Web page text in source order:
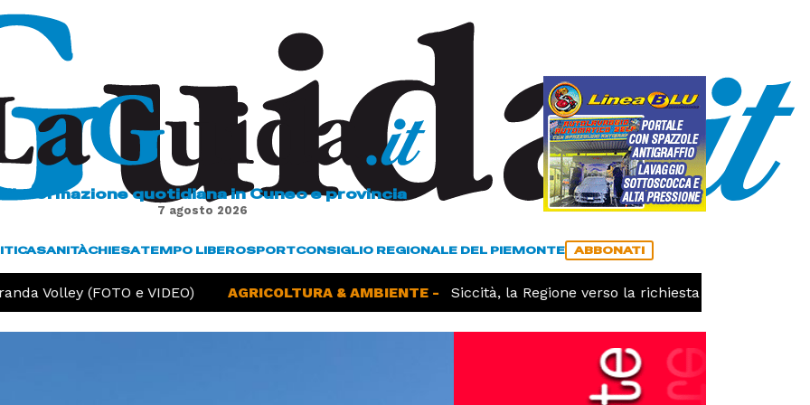
L'informazione quotidiana in Cuneo e provincia
7 agosto 2026
SANITÀCHIESATEMPO LIBEROSPORTCONSIGLIO REGIONALE DEL PIEMONTE ABBONATI
Volley (FOTO e VIDEO) AGRICOLTURA & AMBIENTE - Siccità, la Regione verso la richiesta dello stato di